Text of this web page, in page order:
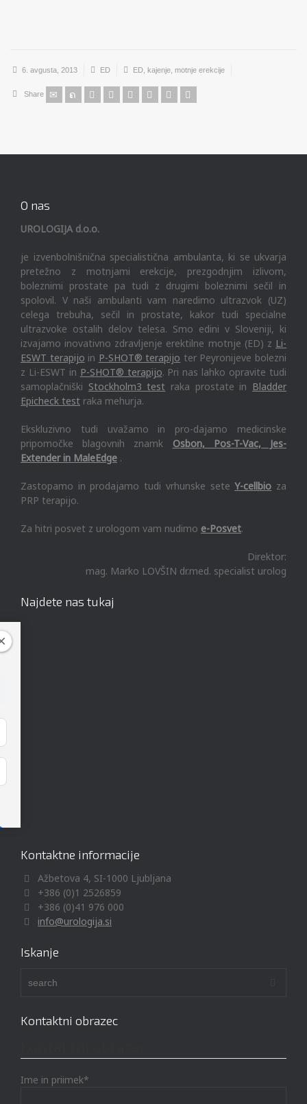
6. avgusta, 2013 ED ED kajenje motnje erekcije
Share
O nas
UROLOGIJA d.o.o.
je izvenbolnišnična specialistična ambulanta, ki se ukvarja
pretežno z motnjami erekcije, prezgodnjim izlivom,
boleznimi prostate pa tudi z drugimi boleznimi sečil in
spolovil. V naši ambulanti vam naredimo ultrazvok (UZ)
celega trebuha, sečil in prostate, kakor tudi specialne
ultrazvoke ostalih delov telesa. Smo edini v Sloveniji, ki
izvajamo inovativno zdravljenje erektilne motnje (ED) z Li-
ESWT terapijo in P-SHOT® terapijo ter Peyronijeve bolezni
z Li-ESWT in P-SHOT® terapijo. Pri nas lahko opravite tudi
samoplačniški Stockholm3 test raka prostate in Bladder
Epicheck test raka mehurja.
Ekskluzivno tudi uvažamo in pro-dajamo medicinske
pripomočke blagovnih znamk Osbon, Pos-T-Vac, Jes-
Extender in MaleEdge .
Zastopamo in prodajamo tudi vrhunske seteY-cellbio za
PRP terapijo.
Za hitri posvet z urologom vam nudimo e-Posvet.
Direktor:
mag. Marko LOVŠIN dr.med. specialist urolog
Najdete nas tukaj
Kontaktne informacije
Ažbetova 4, SI-1000 Ljubljana
+386 (0)1 2526859
+386 (0)41 976 000
info@urologija.si
Iskanje
Kontaktni obrazec
Ime in priimek*